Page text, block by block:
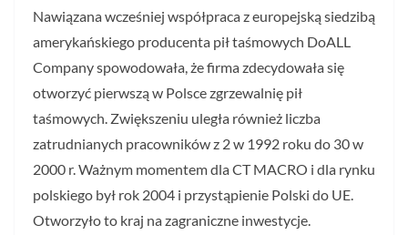
Nawiązana wcześniej współpraca z europejską siedzibą
amerykańskiego producenta pił taśmowych DoALL
Company spowodowała, że firma zdecydowała się
otworzyć pierwszą w Polsce zgrzewalnię pił
taśmowych. Zwiększeniu uległa również liczba
zatrudnianych pracowników z 2 w 1992 roku do 30 w
2000 r. Ważnym momentem dla CT MACRO i dla rynku
polskiego był rok 2004 i przystąpienie Polski do UE.
Otworzyło to kraj na zagraniczne inwestycje.